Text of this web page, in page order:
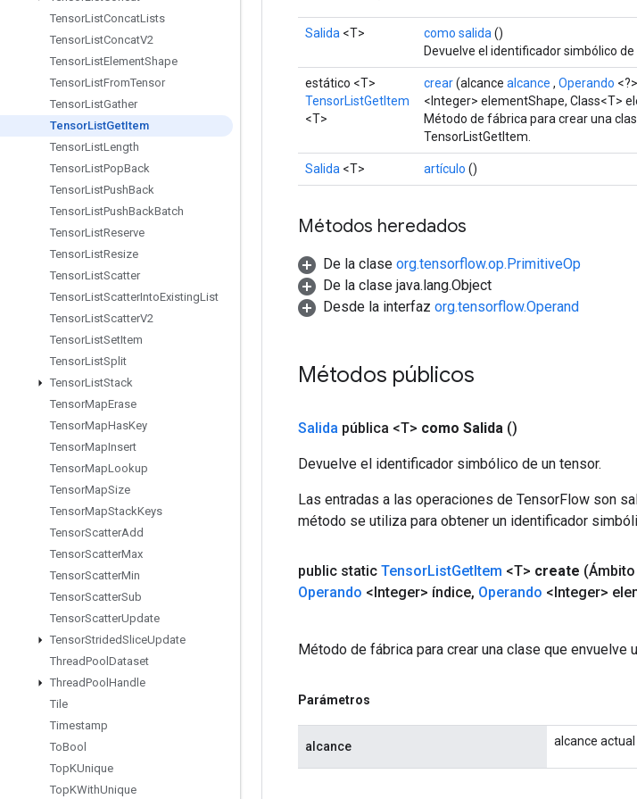
TensorListConcatLists
TensorListConcatV2
TensorListElementShape
TensorListFromTensor
TensorListGather
TensorListGetItem
TensorListLength
TensorListPopBack
TensorListPushBack
TensorListPushBackBatch
TensorListReserve
TensorListResize
TensorListScatter
TensorListScatterIntoExistingList
TensorListScatterV2
TensorListSetItem
TensorListSplit
TensorListStack
TensorMapErase
TensorMapHasKey
TensorMapInsert
TensorMapLookup
TensorMapSize
TensorMapStackKeys
TensorScatterAdd
TensorScatterMax
TensorScatterMin
TensorScatterSub
TensorScatterUpdate
TensorStridedSliceUpdate
ThreadPool Dataset
ThreadPool Handle
Tile
Timestamp
ToBool
TopKUnique
TopKWithUnique
Salida <T> como salida ()
Devuelve el identificador simbólico de
estático <T>
TensorListGetItem
<T>
crear(alcance alcance , Operando
<Integer> elementShape, Class<T>
Método de fábrica para crear una
TensorListGetItem.
Salida <T> artículo ()
Métodos heredados
De la clase org.tensorflow.op.PrimitiveOp
De la clase java.lang.Object
Desde la interfaz org.tensorflow.Operand
Métodos públicos
Salida pública <T> como Salida ()
Devuelve el identificador simbólico de un tensor.
Las entradas a las operaciones de TensorFlow son
método se utiliza para obtener un identificador
public static TensorListGetItem <T> create (Ámbito
Operando <Integer> índice, Operando <Integer>
Método de fábrica para crear una clase que envuelve
Parámetros
alcance alcance actual